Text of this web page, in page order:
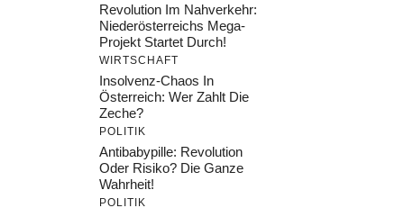
Revolution Im Nahverkehr:
Niederösterreichs Mega-
Projekt Startet Durch!
WIRTSCHAFT
Insolvenz-Chaos In
Österreich: Wer Zahlt Die
Zeche?
POLITIK
Antibabypille: Revolution
Oder Risiko? Die Ganze
Wahrheit!
POLITIK